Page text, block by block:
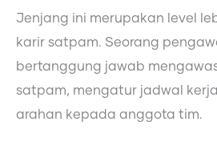
Jenjang ini merupakan level
karir satpam. Seorang
bertanggung jawab
satpam, mengatur jadwal
arahan kepada anggota tim.